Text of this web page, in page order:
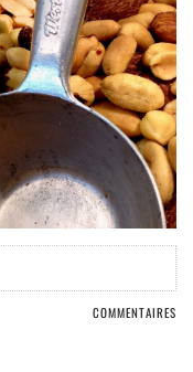
COMMENTAIRES